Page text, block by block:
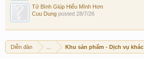
Tử Bình Giúp Hiểu Mình Hơn
Cuu Dung posted 28/7/26
Diễn đàn Khu sản phẩm - Dịch vụ khác